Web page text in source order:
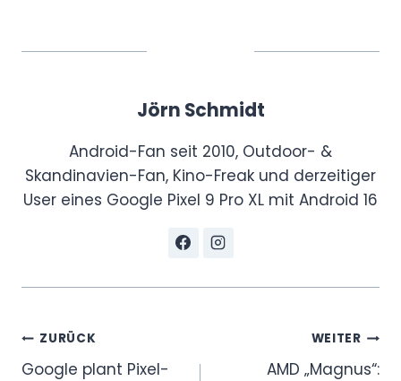
Jörn Schmidt
Android-Fan seit 2010, Outdoor- &
Skandinavien-Fan, Kino-Freak und derzeitiger
User eines Google Pixel 9 Pro XL mit Android 16
Beitragsnavigation
ZURÜCK
Google plant Pixel-
WEITER
AMD „Magnus“: